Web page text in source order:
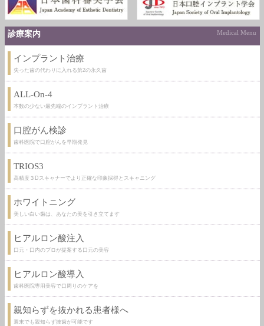
診療案内 Medical Menu
インプラント治療
失った歯の代わりに入れる第2の永久歯
ALL-On-4
本数の少ない最先端のインプラント治療
口腔がん検診
歯科医院で口腔がんを早期発見
TRIOS3
高精度３Dスキャナーでより正確な印象採得とスキャニング
ホワイトニング
美しい白い歯は、あなたの美を引き立てます
ヒアルロン酸注入
口元・口内のプロが提案する口元の美容
ヒアルロン酸導入
歯科医院専用美容で口周りのケアを
親知らずを抜かれる患者様へ
週末でも親知らず抜歯が可能です